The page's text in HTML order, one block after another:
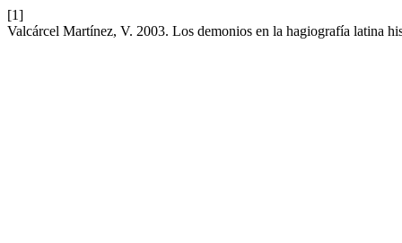
[1]
Valcárcel Martínez, V. 2003. Los demonios en la hagiografía latina